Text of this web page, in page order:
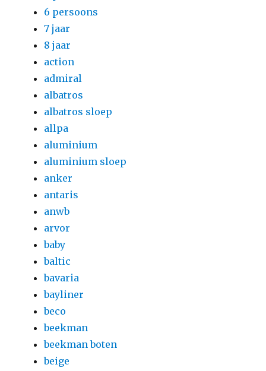
6 persoons
7 jaar
8 jaar
action
admiral
albatros
albatros sloep
allpa
aluminium
aluminium sloep
anker
antaris
anwb
arvor
baby
baltic
bavaria
bayliner
beco
beekman
beekman boten
beige